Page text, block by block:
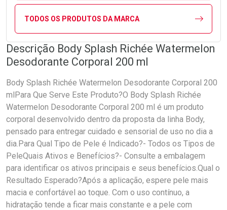
TODOS OS PRODUTOS DA MARCA
Descrição Body Splash Richée Watermelon
Desodorante Corporal 200 ml
Body Splash Richée Watermelon Desodorante Corporal 200
mlPara Que Serve Este Produto?O Body Splash Richée
Watermelon Desodorante Corporal 200 ml é um produto
corporal desenvolvido dentro da proposta da linha Body,
pensado para entregar cuidado e sensorial de uso no dia a
dia.Para Qual Tipo de Pele é Indicado?- Todos os Tipos de
PeleQuais Ativos e Benefícios?- Consulte a embalagem
para identificar os ativos principais e seus benefícios.Qual o
Resultado Esperado?Após a aplicação, espere pele mais
macia e confortável ao toque. Com o uso contínuo, a
hidratação tende a ficar mais constante e a pele com